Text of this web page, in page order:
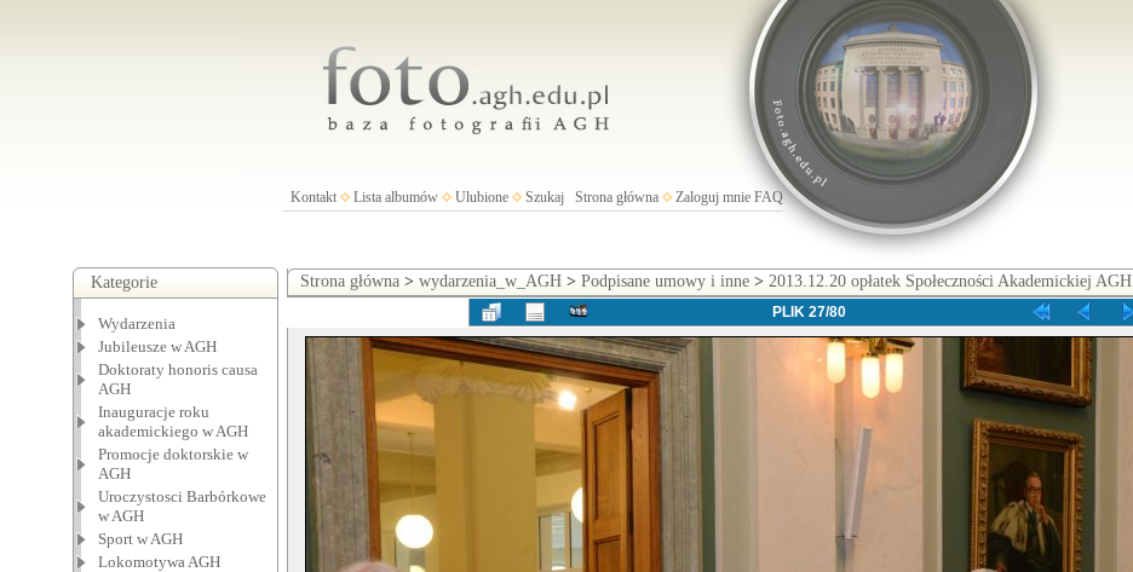
Kontakt Lista albumów Ulubione Szukaj Strona główna Zaloguj mnie FAQ
Kategorie
Wydarzenia
Jubileusze w AGH
Doktoraty honoris causa
AGH
Inauguracje roku
akademickiego w AGH
Promocje doktorskie w
AGH
Uroczystosci Barbórkowe
w AGH
Sport w AGH
Lokomotywa AGH
Strona główna> wydarzenia_w_AGH> Podpisane umowy i inne> 2013.12.20 opłatek Społeczności Akademickiej AGH
PLIK 27/80